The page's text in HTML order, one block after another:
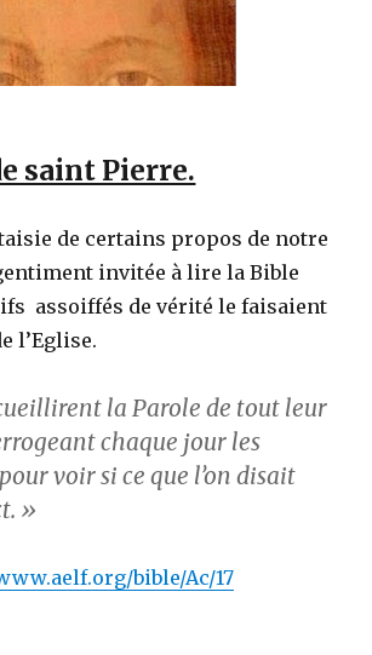
saint Pierre.
de certains propos de notre
invitée à lire la Bible
assoiffés de vérité le faisaient
l’Eglise.
la Parole de tout leur
chaque jour les
voir si ce que l’on disait
»
bible/Ac/17